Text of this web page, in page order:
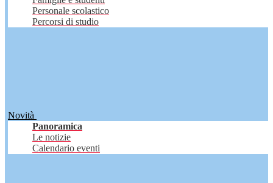
Personale scolastico
Percorsi di studio
Novità
Panoramica
Le notizie
Calendario eventi